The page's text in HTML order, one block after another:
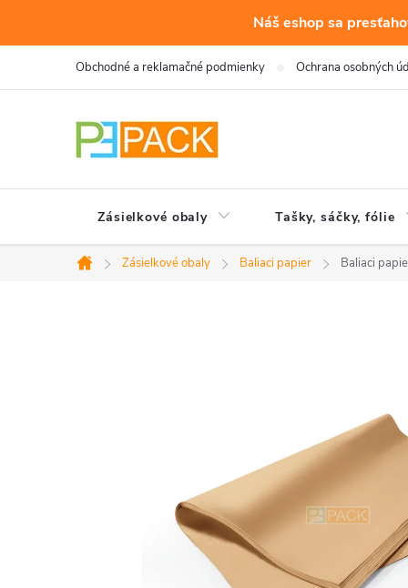
Náš eshop sa
Obchodné a reklamačné podmienky Ochrana osobných
Zásielkové obaly Tašky, sáčky, fólie
Domov
Zásielkové obaly Baliaci papier Baliaci